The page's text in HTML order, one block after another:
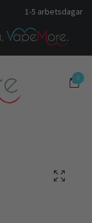
1-5 arbetsdagar
0